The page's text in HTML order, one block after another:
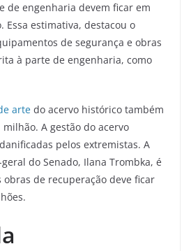
de engenharia devem ficar em
Essa estimativa, destacou o
de segurança e obras
à parte de engenharia, como
arte do acervo histórico também
A gestão do acervo
danificadas pelos extremistas. A
do Senado, Ilana Trombka, é
de recuperação deve ficar